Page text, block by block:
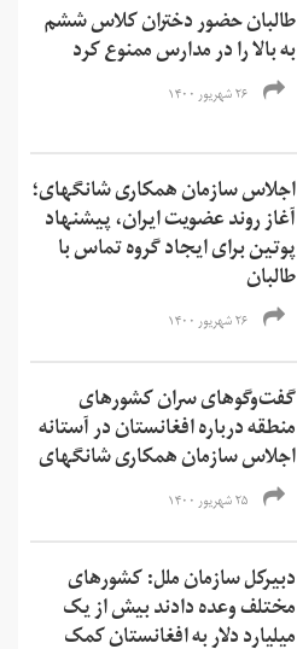
طالبان حضور دختران کلاس ششم
به بالا را در مدارس ممنوع کرد
۲۶ شهریور ۱۴۰۰
اجلاس سازمان همکاری شانگهای؛
آغاز روند عضویت ایران، پیشنهاد
پوتین برای ایجاد گروه تماس با
طالبان
۲۶ شهریور ۱۴۰۰
گفت‌وگوهای سران کشورهای
منطقه درباره افغانستان در آستانه
اجلاس سازمان همکاری شانگهای
۲۵ شهریور ۱۴۰۰
دبیرکل سازمان ملل: کشورهای
مختلف وعده دادند بیش از یک
میلیارد دلار به افغانستان کمک